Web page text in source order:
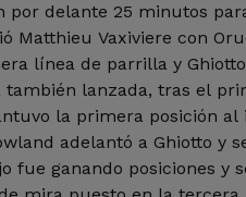
por delante 25 minutos
Matthieu Vaxiviere con
línea de parrilla y
también lanzada, tras el
la primera posición al
adelantó a Ghiotto y
fue ganando posiciones y